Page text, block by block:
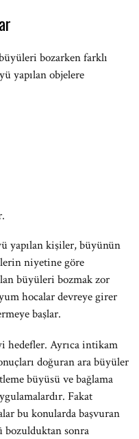
bozarken farklı
yapılan objelere
yapılan kişiler, büyünün
niyetine göre
büyüleri bozmak zor
hocalar devreye girer
başlar.
hedefler. Ayrıca intikam
doğuran ara büyüler
büyüsü ve bağlama
Fakat
bu konularda başvuran
sonra